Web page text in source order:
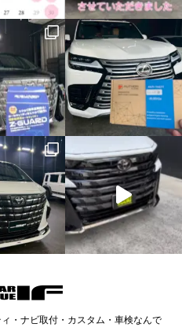
・ナビ取付・カスタム・車検なんで